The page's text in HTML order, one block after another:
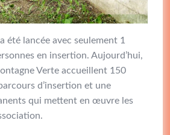
été lancée avec seulement 1
en insertion. Aujourd’hui,
Verte accueillent 150
d’insertion et une
qui mettent en œuvre les